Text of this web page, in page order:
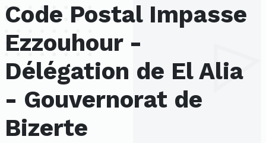
Code Postal Impasse
Ezzouhour -
Délégation de El Alia
- Gouvernorat de
Bizerte